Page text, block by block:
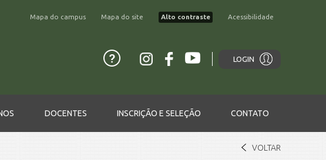
Mapa do campus Mapa do site Alto contraste Acessibilidade
LOGIN
DOCENTES INSCRIÇÃO E SELEÇÃO CONTATO
VOLTAR